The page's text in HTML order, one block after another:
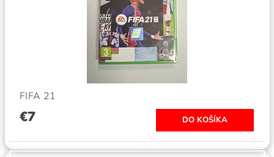
FIFA 21
€7